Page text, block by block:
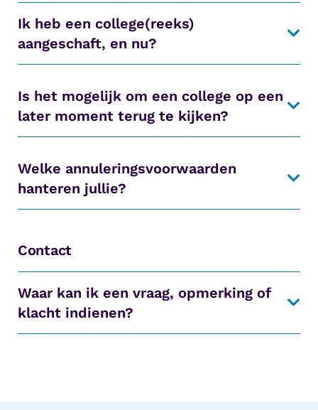
Ik heb een college(reeks)
aangeschaft, en nu?
Is het mogelijk om een college op een
later moment terug te kijken?
Welke annuleringsvoorwaarden
hanteren jullie?
Contact
Waar kan ik een vraag, opmerking of
klacht indienen?